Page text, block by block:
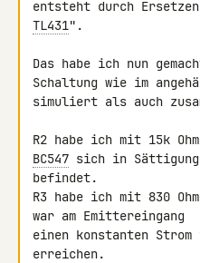
TL431".
Das habe ich nun
Schaltung wie im
simuliert als auch
BC547 sich in Sättigung
befindet.
R3 habe ich mit 830
war am Emittereingang
einen konstanten Strom
erreichen.